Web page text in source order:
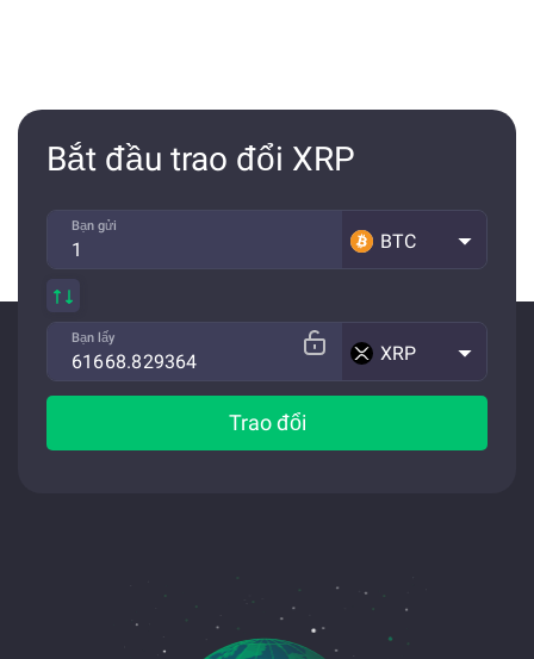
Bắt đầu trao đổi XRP
Bạn gửi
BTC
Bạn lấy
XRP
Trao đổi